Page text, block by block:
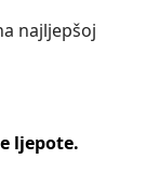
najljepšoj
ljepote.